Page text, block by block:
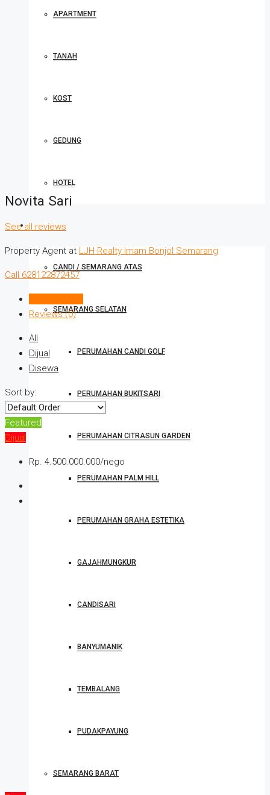
APARTMENT
TANAH
KOST
GEDUNG
HOTEL
AREA
CANDI / SEMARANG ATAS
SEMARANG SELATAN
PERUMAHAN CANDI GOLF
PERUMAHAN BUKITSARI
PERUMAHAN CITRASUN GARDEN
PERUMAHAN PALM HILL
PERUMAHAN GRAHA ESTETIKA
GAJAHMUNGKUR
CANDISARI
BANYUMANIK
TEMBALANG
PUDAKPAYUNG
SEMARANG BARAT
Novita Sari
See all reviews
Property Agent at LJH Realty Imam Bonjol Semarang
Call 628122872457
Reviews (0)
All
Dijual
Disewa
Sort by:
Featured
Dijual
Rp. 4.500.000.000/nego